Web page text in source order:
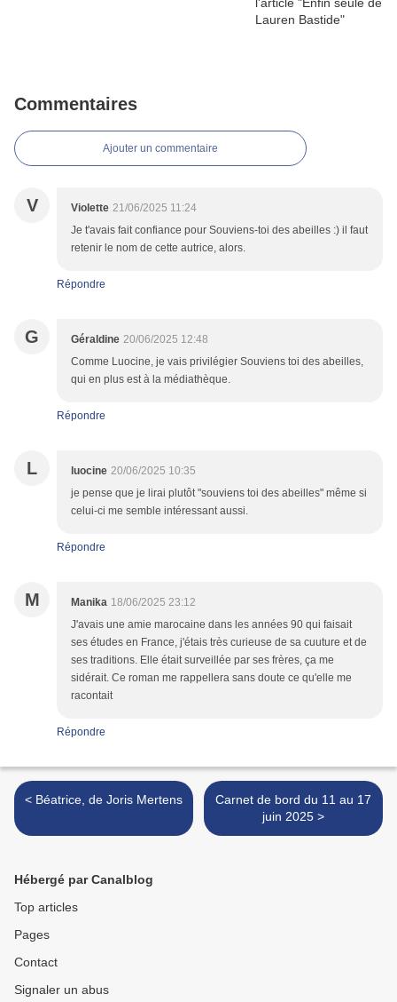
Commentaires
Ajouter un commentaire
V Violette 21/06/2025 11:24
Je t'avais fait confiance pour Souviens-toi des abeilles :) il faut
retenir le nom de cette autrice, alors.
Répondre
G Géraldine 20/06/2025 12:48
Comme Luocine, je vais privilégier Souviens toi des abeilles,
qui en plus est à la médiathèque.
Répondre
L luocine 20/06/2025 10:35
je pense que je lirai plutôt "souviens toi des abeilles" même si
celui-ci me semble intéressant aussi.
Répondre
M Manika 18/06/2025 23:12
J'avais une amie marocaine dans les années 90 qui faisait
ses études en France, j'étais très curieuse de sa cuuture et de
ses traditions. Elle était surveillée par ses frères, ça me
sidérait. Ce roman me rappellera sans doute ce qu'elle me
racontait
Répondre
< Béatrice, de Joris Mertens
Carnet de bord du 11 au 17
juin 2025 >
Hébergé par Canalblog
Top articles
Pages
Contact
Signaler un abus